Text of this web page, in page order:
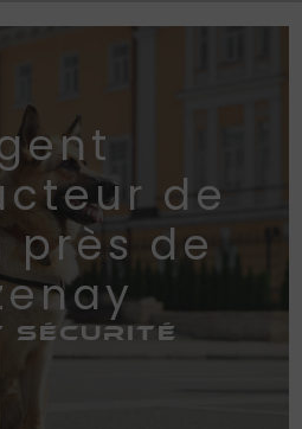
de
près de
SÉCURITÉ